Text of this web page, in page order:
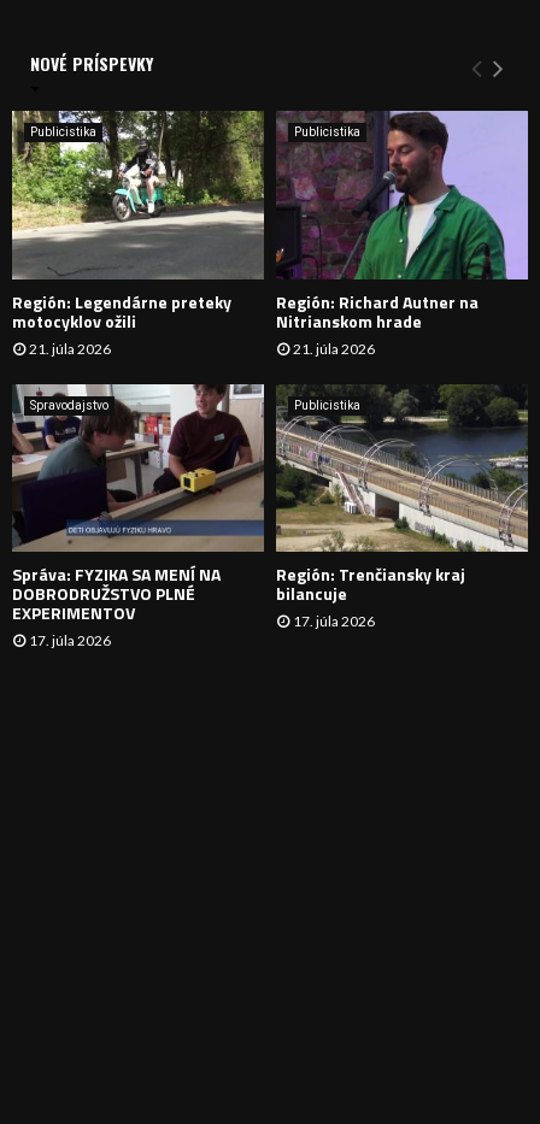
i
e
:
Y
H
D
A
N
I
E
NOVÉ PRÍSPEVKY
Publicistika
Región: Legendárne preteky
motocyklov ožili
21. júla 2026
Publicistika
Región: Richard Autner na
Nitrianskom hrade
21. júla 2026
Spravodajstvo
Správa: FYZIKA SA MENÍ NA
DOBRODRUŽSTVO PLNÉ
EXPERIMENTOV
17. júla 2026
Publicistika
Región: Trenčiansky kraj
bilancuje
17. júla 2026